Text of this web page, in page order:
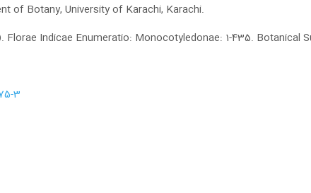
of Botany, University of Karachi, Karachi.
Florae Indicae Enumeratio: Monocotyledonae: 1-435. Botanical
3